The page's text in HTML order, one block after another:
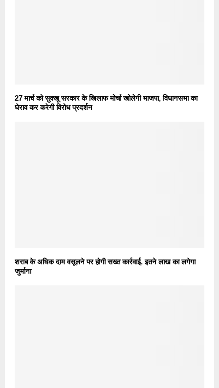
27 मार्च को सुक्खू सरकार के खिलाफ मोर्चा खोलेगी भाजपा, विधानसभा का
घेराव कर करेगी विरोध प्रदर्शन
शराब के अधिक दाम वसूलने पर होगी सख्त कार्रवाई, इतने लाख का लगेगा
जुर्माना